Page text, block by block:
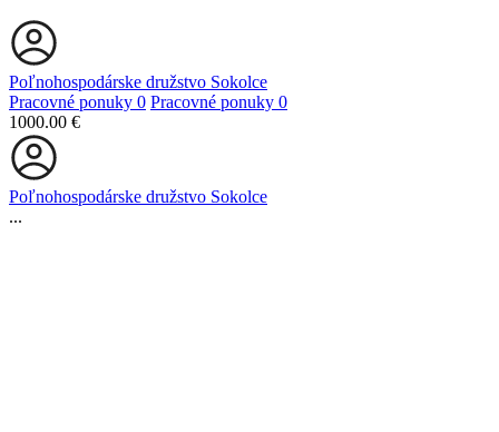
Poľnohospodárske družstvo Sokolce
Pracovné ponuky 0 Pracovné ponuky 0
1000.00 €
Poľnohospodárske družstvo Sokolce
...